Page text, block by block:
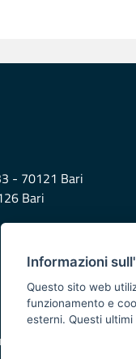
- 70121 Bari
Bari
del POR Puglia
Informazioni
Questo sito web
funzionamento e
esterni. Questi